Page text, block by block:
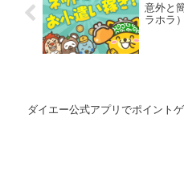
意外と
ラホラ
ダイエー公式アプリでポイントゲ